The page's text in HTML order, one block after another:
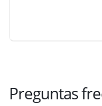
Preguntas